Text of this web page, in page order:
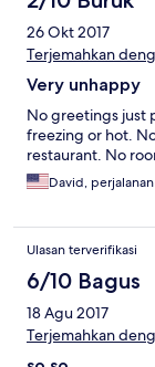
26 Okt 2017
Terjemahkan
Very unhappy
No greetings just
freezing or hot.
restaurant. No
David,
Ulasan terverifikasi
6/10 Bagus
18 Agu 2017
Terjemahkan